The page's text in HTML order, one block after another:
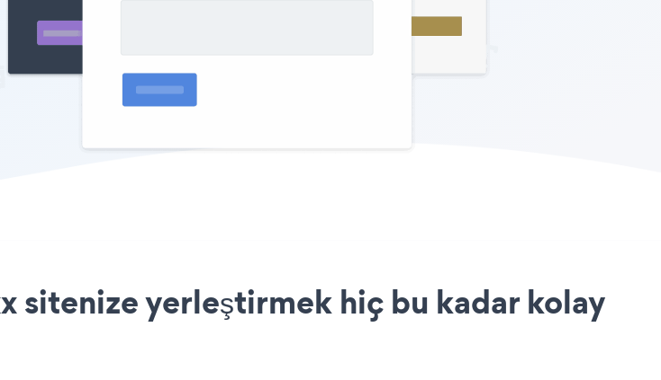
sitenize yerleştirmek hiç bu kadar kolay